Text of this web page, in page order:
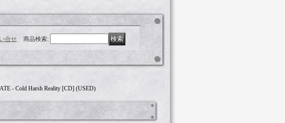
合せ 商品検索:
- Cold Harsh Reality [CD] (USED)